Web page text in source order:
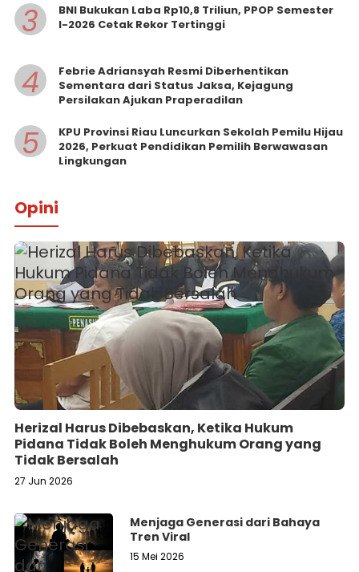
3
BNI Bukukan Laba Rp10,8 Triliun, PPOP Semester
I-2026 Cetak Rekor Tertinggi
4
Febrie Adriansyah Resmi Diberhentikan
Sementara dari Status Jaksa, Kejagung
Persilakan Ajukan Praperadilan
5
KPU Provinsi Riau Luncurkan Sekolah Pemilu Hijau
2026, Perkuat Pendidikan Pemilih Berwawasan
Lingkungan
Opini
Herizal Harus Dibebaskan, Ketika Hukum
Pidana Tidak Boleh Menghukum Orang yang
Tidak Bersalah
27 Jun 2026
Menjaga Generasi dari Bahaya
Tren Viral
15 Mei 2026